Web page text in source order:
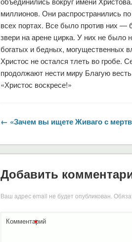
миллионов. Они распространились
всех портах. Все было против них
звери на арене цирка. У них не было
богатых и бедных, могущественных
Христос не остался тлеть во гробе.
продолжают нести миру Благую
«Христос воскресе!»
← «Зачем вы ищете Живаго с
Добавить
Ваш адрес email не будет опубликован.
Комментарий
*